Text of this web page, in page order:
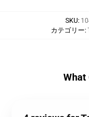
SKU:
カテゴリー:
What